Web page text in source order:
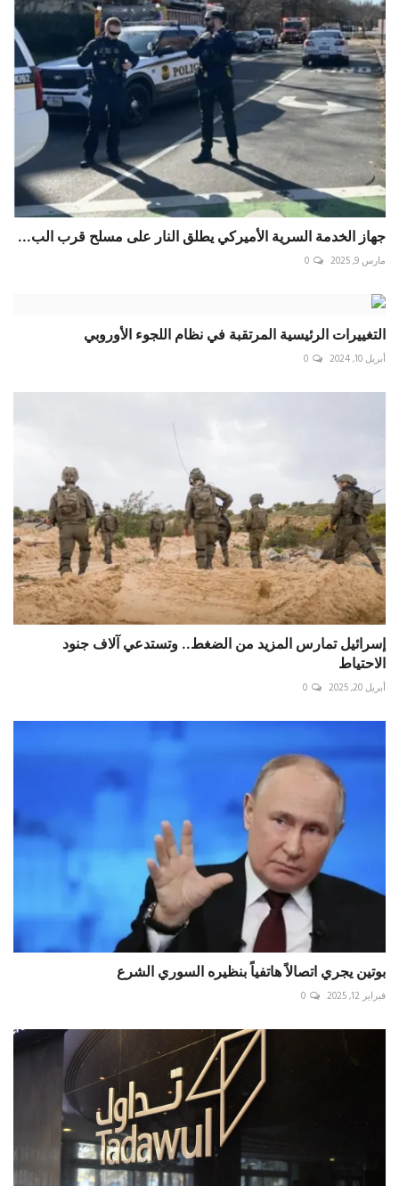
جهاز الخدمة السرية الأميركي يطلق النار على مسلح قرب الب...
مارس 9, 2025 0
التغييرات الرئيسية المرتقبة في نظام اللجوء الأوروبي
أبريل 10, 2024 0
إسرائيل تمارس المزيد من الضغط.. وتستدعي آلاف جنود
الاحتياط
أبريل 20, 2025 0
بوتين يجري اتصالاً هاتفياً بنظيره السوري الشرع
فبراير 12, 2025 0